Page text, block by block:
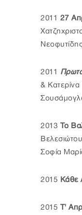
2011 27
2011
&
2013 Το
Σοφία
2015 Κάθε
2015 Τ'